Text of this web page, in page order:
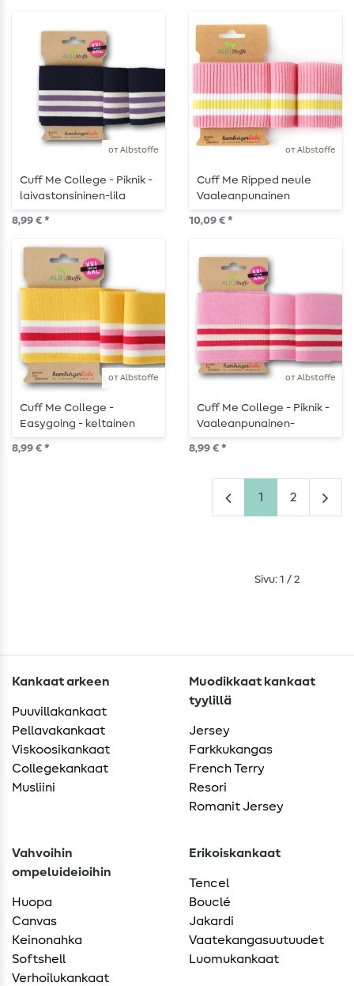
от Albstoffe
Cuff Me College - Piknik -
laivastonsininen-lila
8,99 € *
от Albstoffe
Cuff Me Ripped neule
Vaaleanpunainen
Valkoinen Keltainen
10,09 € *
от Albstoffe
Cuff Me College -
Easygoing - keltainen
8,99 € *
от Albstoffe
Cuff Me College - Piknik -
Vaaleanpunainen-
Punainen
8,99 € *
1 2
Sivu: 1 / 2
Kankaat arkeen
Puuvillakankaat
Pellavakankaat
Viskoosikankaat
Collegekankaat
Musliini
Muodikkaat kankaat
tyylillä
Jersey
Farkkukangas
French Terry
Resori
Romanit Jersey
Vahvoihin
ompeluideioihin
Huopa
Canvas
Keinonahka
Softshell
Verhoilukankaat
Erikoiskankaat
Tencel
Bouclé
Jakardi
Vaatekangasuutuudet
Luomukankaat